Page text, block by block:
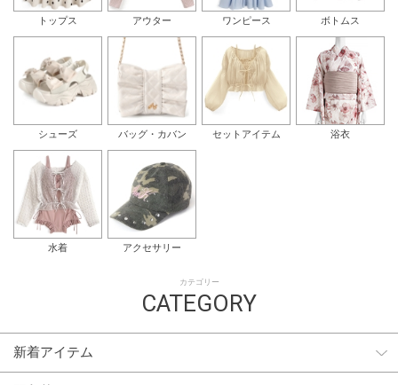
トップス アウター ワンピース ボトムス
シューズ バッグ・カバン セットアイテム 浴衣
水着 アクセサリー
カテゴリー
CATEGORY
新着アイテム